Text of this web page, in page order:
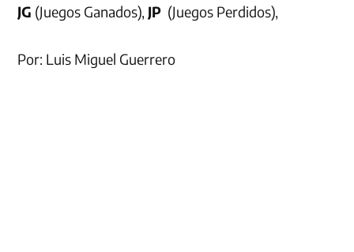
JG (Juegos Ganados), JP (Juegos Perdidos),
Por: Luis Miguel Guerrero